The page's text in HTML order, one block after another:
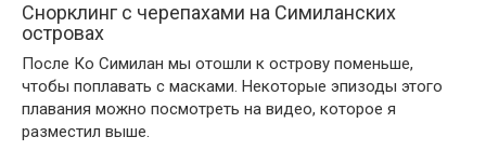
Снорклинг с черепахами на Симиланских
островах
После Ко Симилан мы отошли к острову поменьше,
чтобы поплавать с масками. Некоторые эпизоды этого
плавания можно посмотреть на видео, которое я
разместил выше.